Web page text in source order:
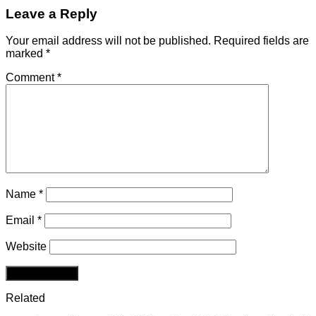
Leave a Reply
Your email address will not be published. Required fields are
marked *
Comment*
Name *
Email *
Website
Related